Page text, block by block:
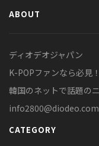
ABOUT
ディオデオジャパン
K-POPファンなら必見！
韓国のネットで話題の
info2800@diodeo.com
CATEGORY